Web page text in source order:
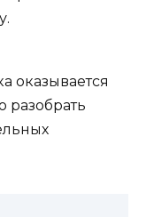
оказывается